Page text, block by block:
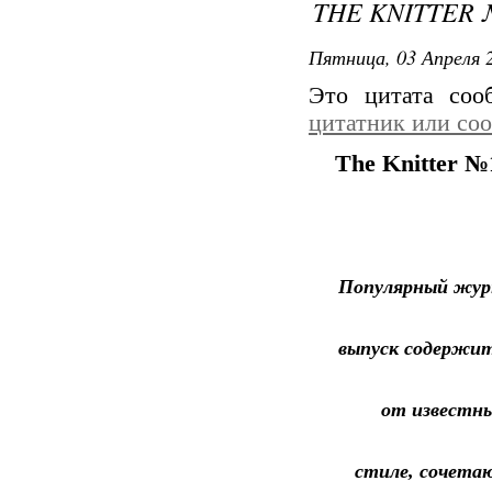
THE KNITTER
Пятница, 03 Апреля
Это цитата
цитатник или
The Knitter
Популярный
выпуск
от
стиле,